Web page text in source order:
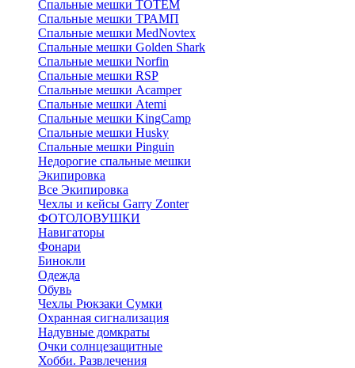
Спальные мешки ТОТЕМ
Спальные мешки ТРАМП
Cпальные мешки MedNovtex
Спальные мешки Golden Shark
Спальные мешки Norfin
Спальные мешки RSP
Спальные мешки Acamper
Спальные мешки Atemi
Спальные мешки KingCamp
Спальные мешки Husky
Спальные мешки Pinguin
Недорогие спальные мешки
Экипировка
Все Экипировка
Чехлы и кейсы Garry Zonter
ФОТОЛОВУШКИ
Навигаторы
Фонари
Бинокли
Одежда
Обувь
Чехлы Рюкзаки Сумки
Охранная сигнализация
Надувные домкраты
Очки солнцезащитные
Хобби. Развлечения